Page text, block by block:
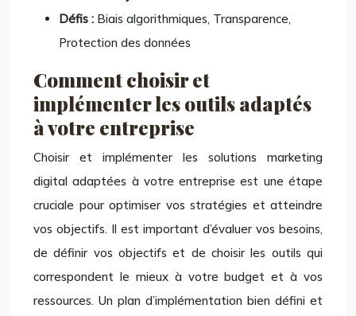
Défis : Biais algorithmiques, Transparence,
Protection des données
Comment choisir et
implémenter les outils adaptés
à votre entreprise
Choisir et implémenter les solutions marketing
digital adaptées à votre entreprise est une étape
cruciale pour optimiser vos stratégies et atteindre
vos objectifs. Il est important d’évaluer vos besoins,
de définir vos objectifs et de choisir les outils qui
correspondent le mieux à votre budget et à vos
ressources. Un plan d’implémentation bien défini et